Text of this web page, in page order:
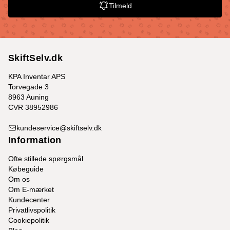
Tilmeld
SkiftSelv.dk
KPA Inventar APS
Torvegade 3
8963 Auning
CVR 38952986
kundeservice@skiftselv.dk
Information
Ofte stillede spørgsmål
Købeguide
Om os
Om E-mærket
Kundecenter
Privatlivspolitik
Cookiepolitik